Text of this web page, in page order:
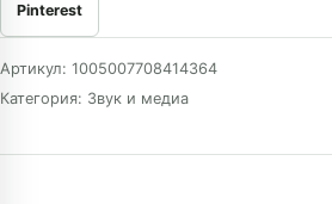
Pinterest
Артикул: 1005007708414364
Категория: Звук и медиа